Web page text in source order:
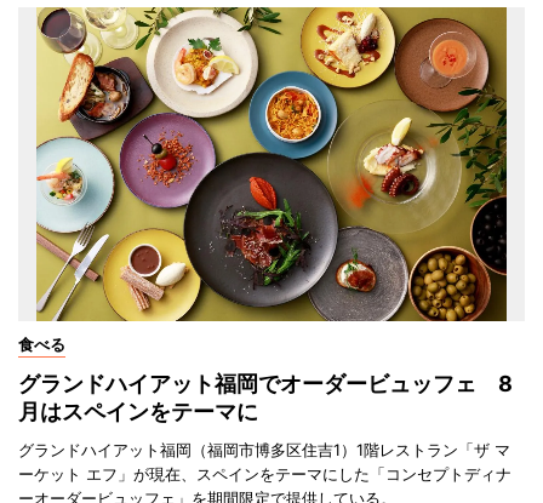
食べる
グランドハイアット福岡でオーダービュッフェ 8
月はスペインをテーマに
グランドハイアット福岡（福岡市博多区住吉1）1階レストラン「ザ マ
ーケット エフ」が現在、スペインをテーマにした「コンセプトディナ
ーオーダービュッフェ」を期間限定で提供している。